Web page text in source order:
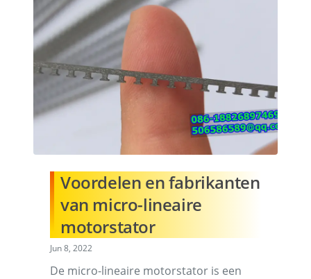
Voordelen en fabrikanten
van micro-lineaire
motorstator
Jun 8, 2022
De micro-lineaire motorstator is een